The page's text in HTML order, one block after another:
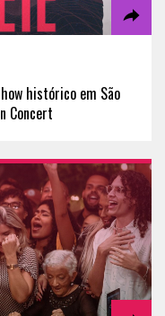
histórico em São
Concert